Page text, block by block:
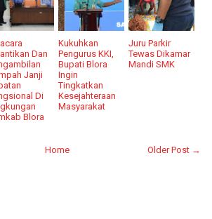
Dan
Janji
Di
Blora
Kukuhkan
Pengurus KKI,
Bupati Blora
Ingin
Tingkatkan
Kesejahteraan
Masyarakat
Juru Parkir
Tewas Dikamar
Mandi SMK
Older Post →
Home